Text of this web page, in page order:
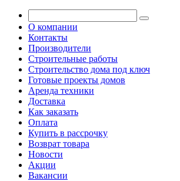
О компании
Контакты
Производители
Строительные работы
Строительство дома под ключ
Готовые проекты домов
Аренда техники
Доставка
Как заказать
Оплата
Купить в рассрочку
Возврат товара
Новости
Акции
Вакансии